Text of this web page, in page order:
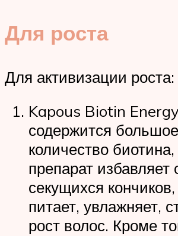
Для роста
Для активизации роста:
Kapous Biotin
содержится большое
количество
препарат избавляет
секущихся
питает, увлажняет,
рост волос. Кроме